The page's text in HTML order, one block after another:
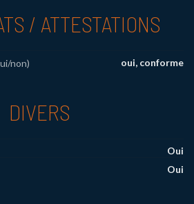
/ ATTESTATIONS
non) oui, conforme
DIVERS
Oui
Oui